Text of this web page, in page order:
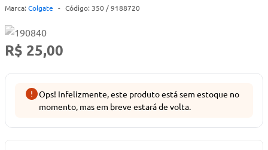
Marca: Colgate - Código: 350 / 9188720
R$ 25,00
Ops! Infelizmente, este produto está sem estoque no
momento, mas em breve estará de volta.